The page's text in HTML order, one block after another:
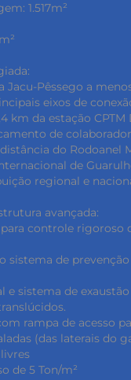
1.517m²
Jacu-Pêssego a
eixos de
km da estação
de
do Rodoanel
de
regional e
avançada:
controle rigoroso
sistema de
e sistema de
rampa de acesso
(das laterais do
de 5 Ton/m²